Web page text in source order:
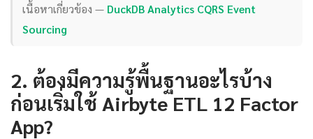
เนื้อหาเกี่ยวข้อง — DuckDB Analytics CQRS Event
Sourcing
2. ต้องมีความรู้พื้นฐานอะไรบ้าง
ก่อนเริ่มใช้ Airbyte ETL 12 Factor
App?